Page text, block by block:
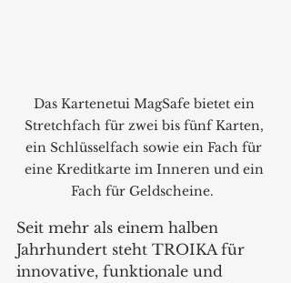
Das Kartenetui MagSafe bietet ein
Stretchfach für zwei bis fünf Karten,
ein Schlüsselfach sowie ein Fach für
eine Kreditkarte im Inneren und ein
Fach für Geldscheine.
Seit mehr als einem halben
Jahrhundert steht TROIKA für
innovative, funktionale und